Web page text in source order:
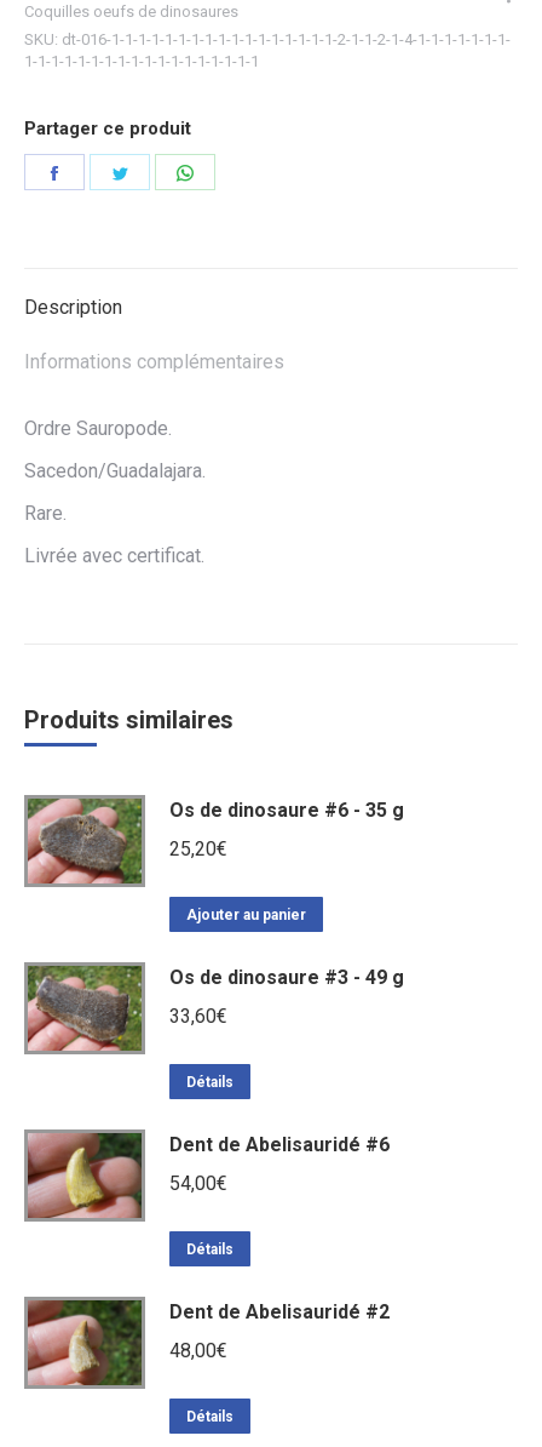
Coquilles oeufs de dinosaures
SKU: dt-016-1-1-1-1-1-1-1-1-1-1-1-1-1-1-1-1-1-2-1-1-2-1-4-1-1-1-1-1-1-1-
1-1-1-1-1-1-1-1-1-1-1-1-1-1-1-1-1-1
Partager ce produit
Partager Partager
Description
Informations complémentaires
Ordre Sauropode.
Sacedon/Guadalajara.
Rare.
Livrée avec certificat.
Produits similaires
Os de dinosaure #6 - 35 g
25,20€
Ajouter au panier
Os de dinosaure #3 - 49 g
33,60€
Détails
Dent de Abelisauridé #6
54,00€
Détails
Dent de Abelisauridé #2
48,00€
Détails